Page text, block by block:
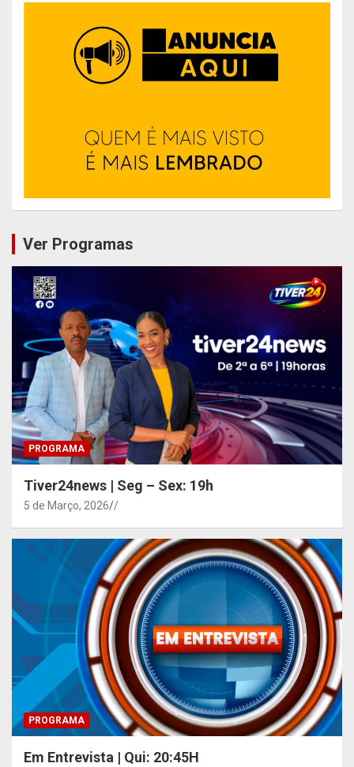
Ver Programas
PROGRAMA
Tiver24news | Seg – Sex: 19h
5 de Março, 2026 /
PROGRAMA
Em Entrevista | Qui: 20:45H